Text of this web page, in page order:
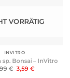
VORRÄTIG
INVITRO
Bonsai – InVitro
€ Ursprünglicher
Preis
3,59€